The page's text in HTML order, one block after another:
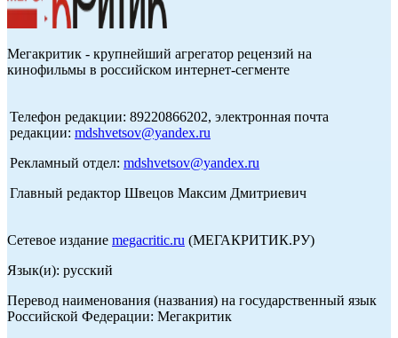
Мегакритик - крупнейший агрегатор рецензий на
кинофильмы в российском интернет-сегменте
Телефон редакции: 89220866202, электронная почта
редакции: mdshvetsov@yandex.ru
Рекламный отдел: mdshvetsov@yandex.ru
Главный редактор Швецов Максим Дмитриевич
Сетевое издание megacritic.ru (МЕГАКРИТИК.РУ)
Язык(и): русский
Перевод наименования (названия) на государственный язык
Российской Федерации: Мегакритик